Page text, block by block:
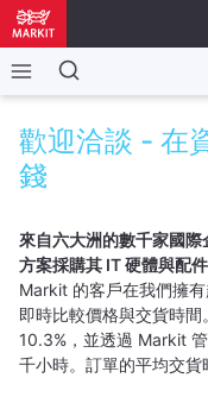
歡迎洽談 - 在
錢
來自六大洲的數千家國
方案採購其 IT 硬體與配
Markit 的客戶在我們擁
即時比較價格與交貨時
10.3%，並透過 Markit
千小時。訂單的平均交貨